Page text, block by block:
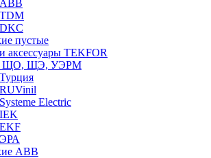
пустые
аксессуары TEKFOR
ЩО, ЩЭ, УЭРМ
Electric
ABB